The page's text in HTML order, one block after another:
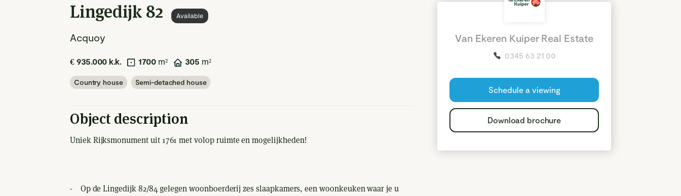
Lingedijk 82 Available
Acquoy
€ 935.000 k.k. 1700m² 305 m²
Country house Semi-detached house
Object description
Uniek Rijksmonument uit 1761 met volop ruimte en mogelijkheden!
- Op de Lingedijk 82/84 gelegen woonboerderij zes slaapkamers, een woonkeuken waar je u
Van Ekeren Kuiper Real Estate
0345 63 21 00
Schedule a viewing
Download brochure